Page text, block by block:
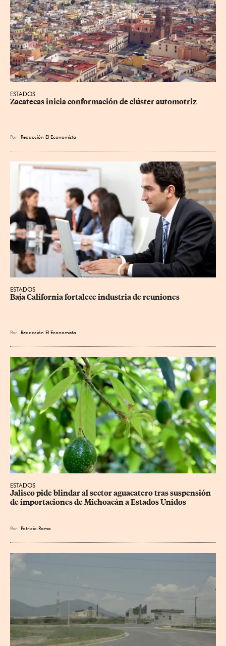
ESTADOS
Zacatecas inicia conformación de clúster automotriz
Por Redacción El Economista
ESTADOS
Baja California fortalece industria de reuniones
Por Redacción El Economista
ESTADOS
Jalisco pide blindar al sector aguacatero tras suspensión
de importaciones de Michoacán a Estados Unidos
Por Patricia Romo